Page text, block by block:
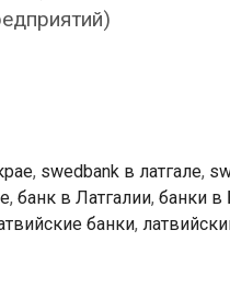
, swedbank в латгале,
, банк в Латгалии, банки в
банки,